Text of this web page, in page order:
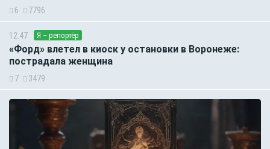
6 7796
12:47 Я – репортёр
«Форд» влетел в киоск у остановки в Воронеже:
пострадала женщина
7 3479